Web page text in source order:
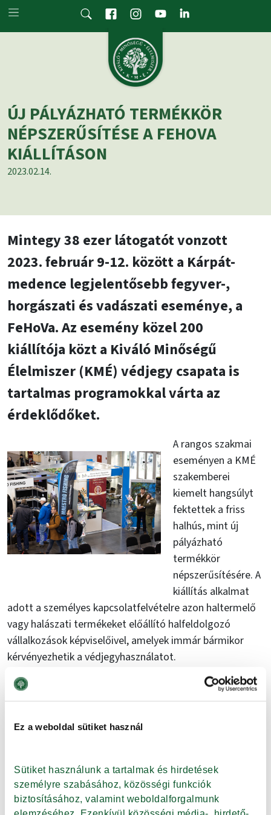
Ez a weboldal sütiket használ
Sütiket használunk a tartalmak és hirdetések
személyre szabásához, közösségi funkciók
biztosításához, valamint weboldalforgalmunk
Skip to main content
ÚJ PÁLYÁZHATÓ TERMÉKKÖR
NÉPSZERŰSÍTÉSE A FEHOVA
KIÁLLÍTÁSON
2023.02.14.
Mintegy 38 ezer látogatót vonzott
2023. február 9-12. között a Kárpát-
medence legjelentősebb fegyver-,
horgászati és vadászati eseménye, a
FeHoVa. Az esemény közel 200
kiállítója közt a Kiváló Minőségű
Élelmiszer (KMÉ) védjegy csapata is
tartalmas programokkal várta az
érdeklődőket.
A rangos szakmai
eseményen a KMÉ
szakemberei
kiemelt hangsúlyt
fektettek a friss
halhús, mint új
pályázható
termékkör
népszerűsítésére. A
kiállítás alkalmat
adott a személyes kapcsolatfelvételre azon haltermelő
vagy halászati termékeket előállító halfeldolgozó
vállalkozások képviselőivel, amelyek immár bármikor
kérvényezhetik a védjegyhasználatot.
Apályázattal kapcsolatos információk a friss halhús
kategóriábanelérhetők a KMÉ portál vállalkozói
termelők 2023. március 1. és 2023. augusztus 31. között
azaz a KMÉ-hez történő csatlakozás kapcsánvissza nem
térítendő támogatást is igényelhetnek.
Csapatunk – a pályázati feltételek ismertetésén túl – új